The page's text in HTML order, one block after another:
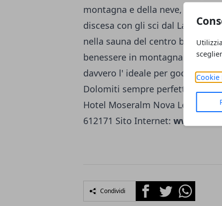
Cookie
montagna e della neve, tra un'
discesa con gli sci dal Latemar o
nella sauna del centro
benessere in montagna tra
davvero l' ideale per godersi a
Dolomiti sem­pre perfettamente
Hotel Moseralm Nova Levante
612171 Sito Internet:
Condividi FacebookTwitterWhatsapp